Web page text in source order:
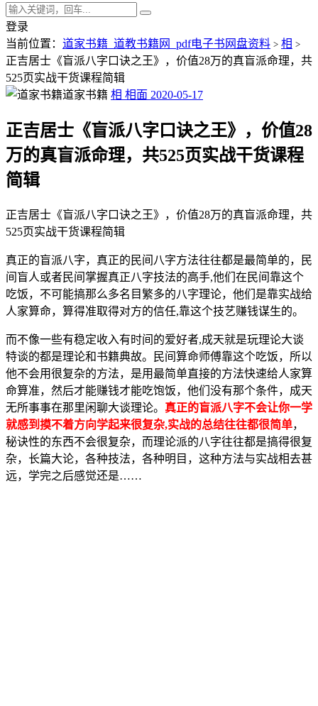
登录
当前位置： 道家书籍_道教书籍网_pdf电子书网盘资料 > 相 >
正吉居士《盲派八字口诀之王》，价值28万的真盲派命理，共
525页实战干货课程简辑
道家书籍 相 相面 2020-05-17
正吉居士《盲派八字口诀之王》，价值28
万的真盲派命理，共525页实战干货课程
简辑
正吉居士《盲派八字口诀之王》，价值28万的真盲派命理，共
525页实战干货课程简辑
真正的盲派八字，真正的民间八字方法往往都是最简单的，民
间盲人或者民间掌握真正八字技法的高手,他们在民间靠这个
吃饭，不可能搞那么多名目繁多的八字理论，他们是靠实战给
人家算命，算得准取得对方的信任,靠这个技艺赚钱谋生的。
而不像一些有稳定收入有时间的爱好者,成天就是玩理论大谈
特谈的都是理论和书籍典故。民间算命师傅靠这个吃饭，所以
他不会用很复杂的方法，是用最简单直接的方法快速给人家算
命算准，然后才能赚钱才能吃饱饭，他们没有那个条件，成天
无所事事在那里闲聊大谈理论。 真正的盲派八字不会让你一学
就感到摸不着方向学起来很复杂,实战的总结往往都很简单，
秘诀性的东西不会很复杂，而理论派的八字往往都是搞得很复
杂，长篇大论，各种技法，各种明目，这种方法与实战相去甚
远，学完之后感觉还是……